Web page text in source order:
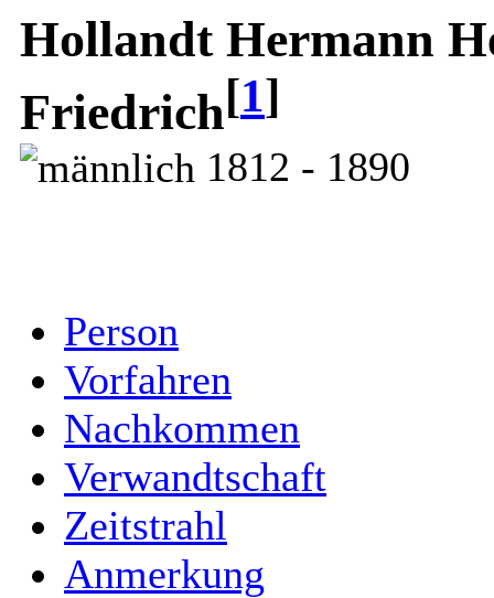
Hollandt Hermann
Friedrich[1]
1812 - 1890
Person
Vorfahren
Nachkommen
Verwandtschaft
Zeitstrahl
Anmerkung